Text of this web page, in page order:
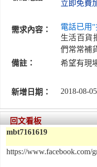
立即免費
需求內容：
電話已用
生活百貨
們常常補
備註：
希望有現
新增日期： 2018-08-
回文看板
mbt7161619
https://www.facebook.com/